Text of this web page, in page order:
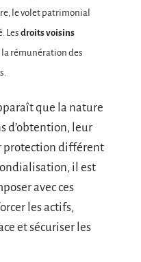
le volet patrimonial
Les droits voisins
rémunération des
que la nature
d’obtention, leur
protection différent
il est
avec ces
les actifs,
et sécuriser les